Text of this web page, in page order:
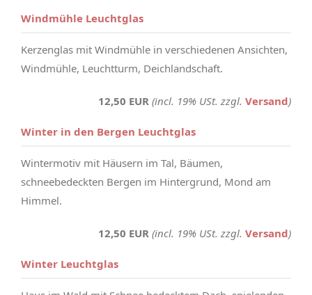
Windmühle Leuchtglas
Kerzenglas mit Windmühle in verschiedenen Ansichten,
Windmühle, Leuchtturm, Deichlandschaft.
12,50 EUR (incl. 19% USt. zzgl. Versand)
Winter in den Bergen Leuchtglas
Wintermotiv mit Häusern im Tal, Bäumen,
schneebedeckten Bergen im Hintergrund, Mond am
Himmel.
12,50 EUR (incl. 19% USt. zzgl. Versand)
Winter Leuchtglas